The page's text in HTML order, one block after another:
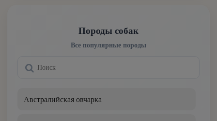
Породы собак
Все популярные породы
Австралийская овчарка